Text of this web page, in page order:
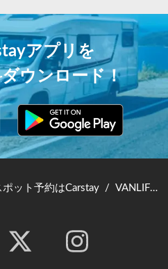
アプリを
ウンロード！
ット予約はCarstay / VANLIFE JAPAN TOP